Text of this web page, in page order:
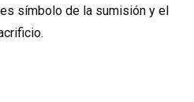
símbolo de la sumisión y el